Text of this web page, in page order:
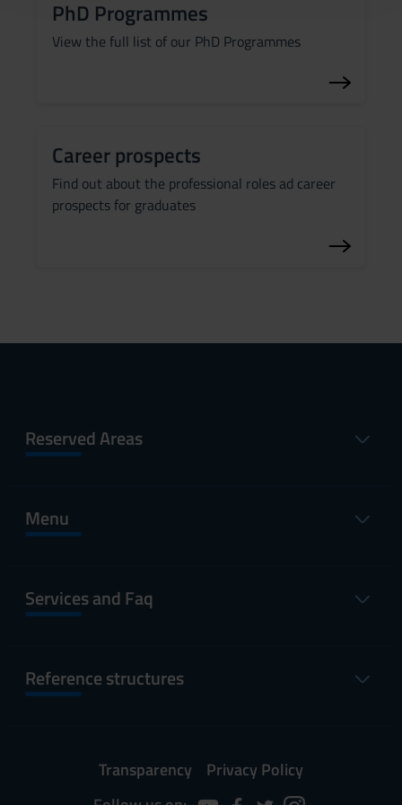
raccolto dal tuo utilizzo dei loro servizi.
PhD Programmes
View the full list of our PhD Programmes
Career prospects
Find out about the professional roles ad career
prospects for graduates
Reserved Areas
Menu
Services and Faq
Reference structures
Transparency
Privacy Policy